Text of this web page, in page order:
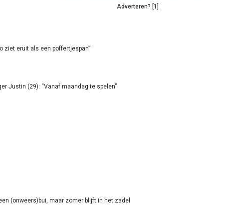
Adverteren? [1]
ziet eruit als een poffertjespan”
Justin (29): “Vanaf maandag te spelen”
(onweers)bui, maar zomer blijft in het zadel